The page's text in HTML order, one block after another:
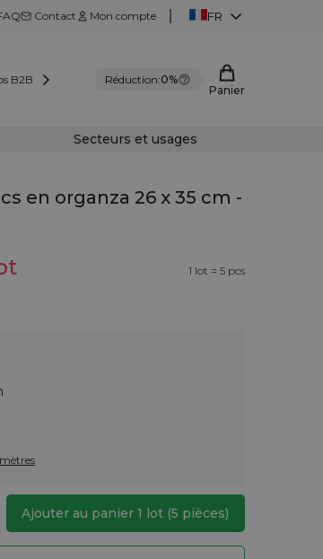
Contact Mon compte FR
B2B Réduction:0%
Panier
Secteurs et usages
en organza 26 x 35 cm -
1 lot = 5 pcs
Ajouter au panier1 lot (5 pièces)